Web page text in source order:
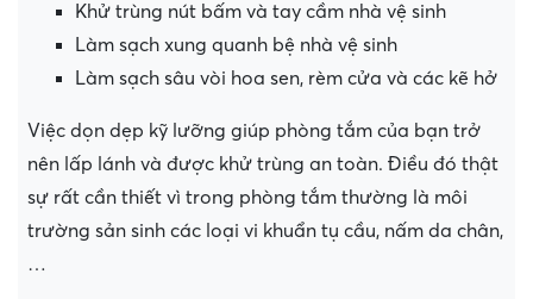
Khử trùng nút bấm và tay cầm nhà vệ sinh
Làm sạch xung quanh bệ nhà vệ sinh
Làm sạch sâu vòi hoa sen, rèm cửa và các kẽ hở
Việc dọn dẹp kỹ lưỡng giúp phòng tắm của bạn trở
nên lấp lánh và được khử trùng an toàn. Điều đó thật
sự rất cần thiết vì trong phòng tắm thường là môi
trường sản sinh các loại vi khuẩn tụ cầu, nấm da chân,
…